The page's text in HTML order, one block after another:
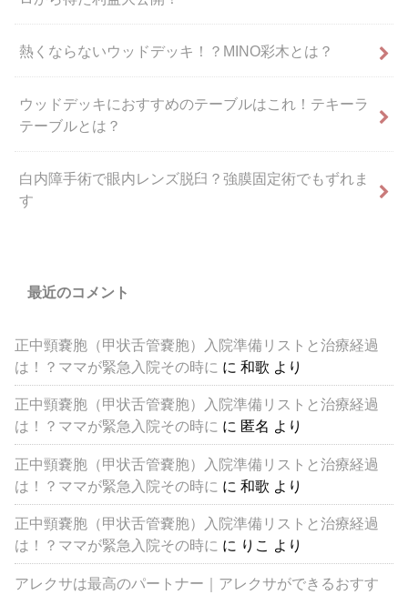
熱くならないウッドデッキ！？MINO彩木とは？
ウッドデッキにおすすめのテーブルはこれ！テキーラ
テーブルとは？
白内障手術で眼内レンズ脱臼？強膜固定術でもずれま
す
最近のコメント
正中頸嚢胞（甲状舌管嚢胞）入院準備リストと治療経過
は！？ママが緊急入院その時に に和歌 より
正中頸嚢胞（甲状舌管嚢胞）入院準備リストと治療経過
は！？ママが緊急入院その時に に 匿名 より
正中頸嚢胞（甲状舌管嚢胞）入院準備リストと治療経過
は！？ママが緊急入院その時に に和歌 より
正中頸嚢胞（甲状舌管嚢胞）入院準備リストと治療経過
は！？ママが緊急入院その時に に りこ より
アレクサは最高のパートナー｜アレクサができるおすす